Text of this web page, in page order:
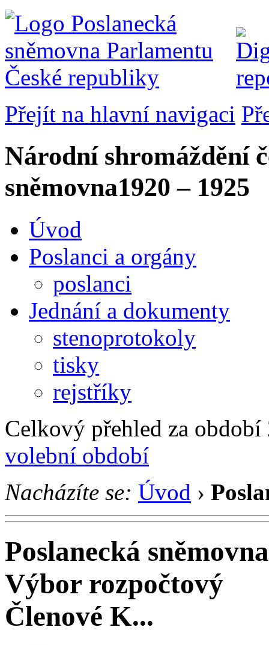
Přejít na hlavní navigaci
Národní shromáždění
sněmovna1920 – 1925
Úvod
Poslanci a orgány
poslanci
Jednání a dokumenty
stenoprotokoly
tisky
rejstříky
Celkový přehled za
volební období
Nacházíte se: Úvod ›
Poslanecká sněmovna
Výbor rozpočtový
Členové K...